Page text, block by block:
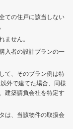
ての住戸に該当しない
ません。
入者の設計プランの一
て、そのプラン例は特
外で建てた場合、同様
建築請負会社を特定す
は、当該物件の取扱会